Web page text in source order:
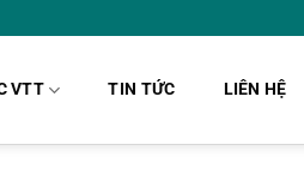
VTT TIN TỨC LIÊN HỆ